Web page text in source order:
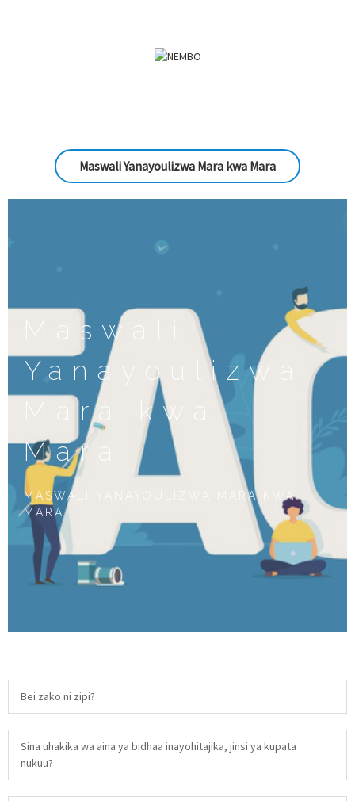
Maswali Yanayoulizwa Mara kwa Mara
Maswali
Yanayoulizwa
Mara kwa
Mara
MASWALI YANAYOULIZWA MARA KWA
MARA
Bei zako ni zipi?
Sina uhakika wa aina ya bidhaa inayohitajika, jinsi ya kupata
nukuu?